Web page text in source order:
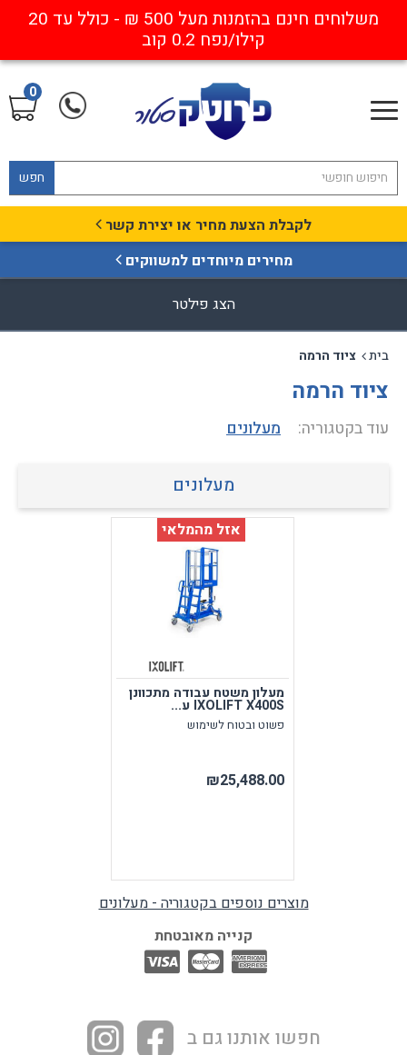
משלוחים חינם בהזמנות מעל 500 ₪ - כולל עד 20
קילו/נפח 0.2 קוב
חפש
0
לקבלת הצעת מחיר או יצירת קשר
מחירים מיוחדים למשווקים
הצג פילטר
בית ציוד הרמה
ציוד הרמה
עוד בקטגוריה: מעלונים
מעלונים
אזל מהמלאי
מעלון משטח עבודה מתכוונן
IXOLIFT X400S ע...
פשוט ובטוח לשימוש
₪25,488.00
מוצרים נוספים בקטגוריה - מעלונים
קנייה מאובטחת
חפשו אותנו גם ב